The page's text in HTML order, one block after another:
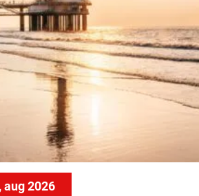
aug 2026